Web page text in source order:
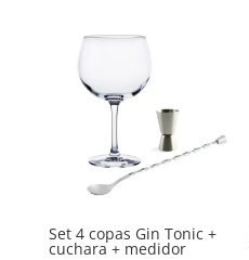
Set 4 copas Gin Tonic +
cuchara + medidor